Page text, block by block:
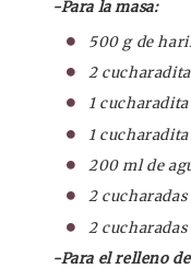
-Para la masa:
500 g de
2
1 cucharadita
1
200 ml de
2
2
-Para el relleno